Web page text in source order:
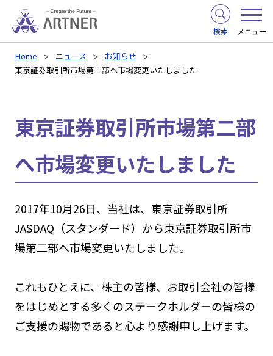
検索 メニュー
Home ニュース
お知らせ
東京証券取引所市場第二部へ市場変更いたしました
東京証券取引所市場第二部
へ市場変更いたしました
2017年10月26日、当社は、東京証券取引所
JASDAQ（スタンダード）から東京証券取引所市
場第二部へ市場変更いたしました。
これもひとえに、株主の皆様、お取引会社の皆様
をはじめとする多くのステークホルダーの皆様の
ご支援の賜物であると心より感謝申し上げます。